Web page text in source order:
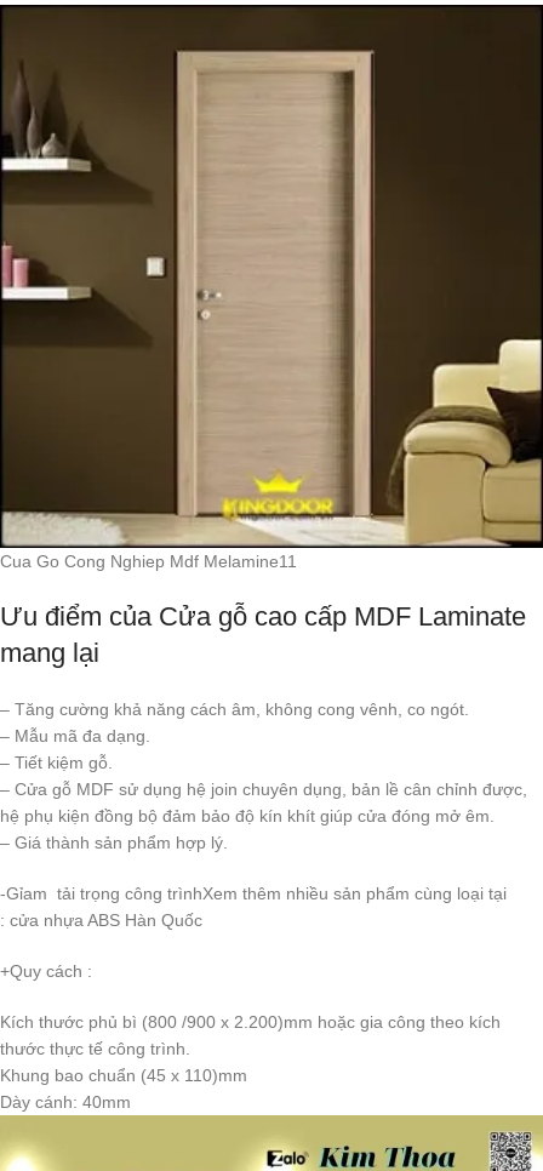
Cua Go Cong Nghiep Mdf Melamine11
Ưu điểm của Cửa gỗ cao cấp MDF Laminate
mang lại
– Tăng cường khả năng cách âm, không cong vênh, co ngót.
– Mẫu mã đa dạng.
– Tiết kiệm gỗ.
– Cửa gỗ MDF sử dụng hệ join chuyên dụng, bản lề cân chỉnh được,
hệ phụ kiện đồng bộ đảm bảo độ kín khít giúp cửa đóng mở êm.
– Giá thành sản phẩm hợp lý.
-Gỉam tải trọng công trìnhXem thêm nhiều sản phẩm cùng loại tại
: cửa nhựa ABS Hàn Quốc
+Quy cách :
Kích thước phủ bì (800 /900 x 2.200)mm hoặc gia công theo kích
thước thực tế công trình.
Khung bao chuẩn (45 x 110)mm
Dày cánh: 40mm